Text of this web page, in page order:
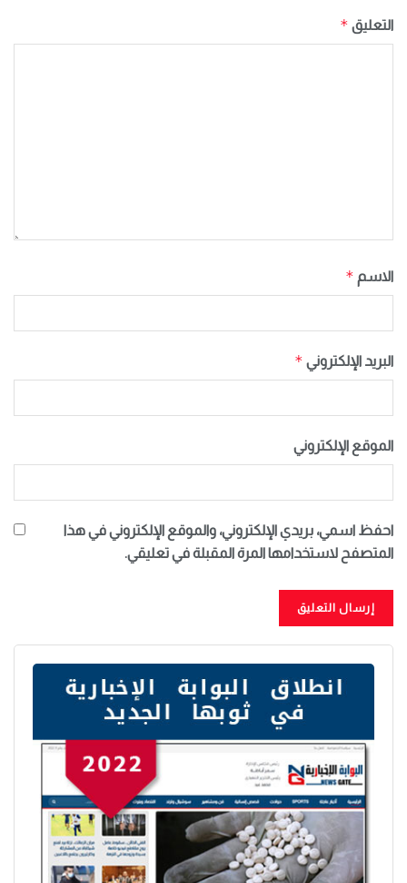
التعليق *
الاسم *
البريد الإلكتروني *
الموقع الإلكتروني
احفظ اسمي، بريدي الإلكتروني، والموقع الإلكتروني في هذا
المتصفح لاستخدامها المرة المقبلة في تعليقي.